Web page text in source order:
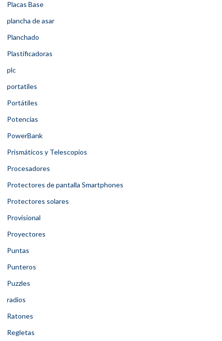
Placas Base
plancha de asar
Planchado
Plastificadoras
plc
portatiles
Portátiles
Potencias
PowerBank
Prismáticos y Telescopios
Procesadores
Protectores de pantalla Smartphones
Protectores solares
Provisional
Proyectores
Puntas
Punteros
Puzzles
radios
Ratones
Regletas